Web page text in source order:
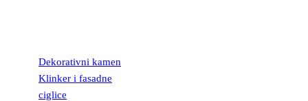
Dekorativni kamen
Klinker i fasadne
ciglice